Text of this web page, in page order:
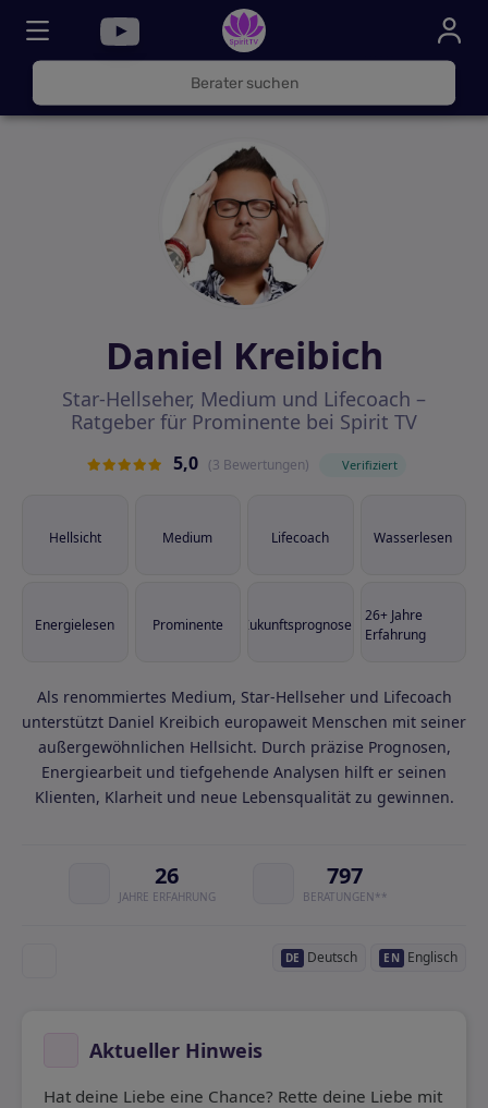
030
000
Daniel Kreibich
Star-Hellseher, Medium und Lifecoach –
Ratgeber für Prominente bei Spirit TV
5,0 (3 Bewertungen) Verifiziert
Als renommiertes Medium, Star-Hellseher und Lifecoach
unterstützt Daniel Kreibich europaweit Menschen mit seiner
außergewöhnlichen Hellsicht. Durch präzise Prognosen,
Energiearbeit und tiefgehende Analysen hilft er seinen
Klienten, Klarheit und neue Lebensqualität zu gewinnen.
Hellsicht Medium Lifecoach Wasserlesen
Energielesen Prominente Zukunftsprognosen
26+ Jahre
Erfahrung
26
JAHRE ERFAHRUNG
797
BERATUNGEN**
DE Deutsch EN Englisch
Aktueller Hinweis
Hat deine Liebe eine Chance? Rette deine Liebe mit